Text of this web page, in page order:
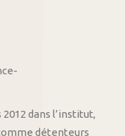
dans l’institut,
détenteurs